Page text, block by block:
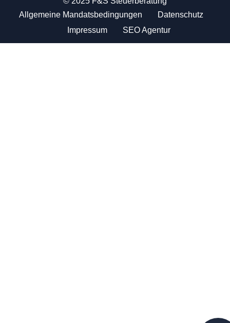
Allgemeine Mandatsbedingungen
Datenschutz
Impressum
SEO Agentur